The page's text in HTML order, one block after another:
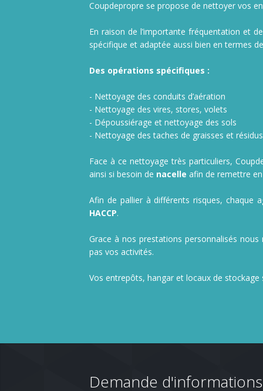
Nettoyage de camions, poids lourds et utilitaires
Coupdepropre se propose de nettoyer vos
En raison de l’importante fréquentation et
spécifique et adaptée aussi bien en termes
Des opérations spécifiques :
- Nettoyage des conduits d’aération
- Nettoyage des vires, stores, volets
- Dépoussiérage et nettoyage des sols
- Nettoyage des taches de graisses et résidus
Face à ce nettoyage très particuliers,
ainsi si besoin de nacelle afin de remettre
Afin de pallier à différents risques, chaque
HACCP.
Grace à nos prestations personnalisés
pas vos activités.
Vos entrepôts, hangar et locaux de
Demande